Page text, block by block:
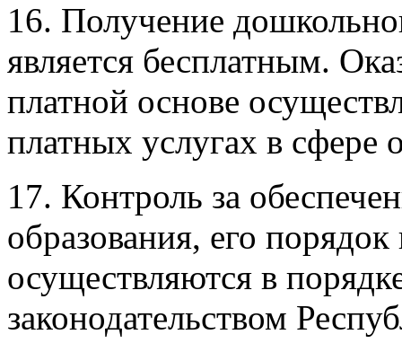
16. Получение
является бесплатным.
платной основе
платных услугах в сфере
17. Контроль за
образования, его
осуществляются в
законодательством